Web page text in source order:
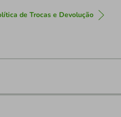
de Trocas e Devolução